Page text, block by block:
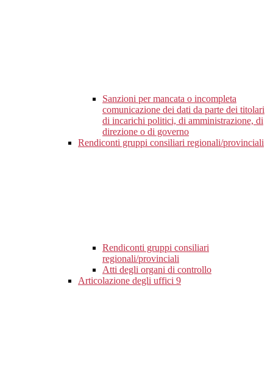
Sanzioni per mancata o incompleta
comunicazione dei dati da parte dei titolari
di incarichi politici, di amministrazione, di
direzione o di governo
Rendiconti gruppi consiliari regionali/provinciali
Rendiconti gruppi consiliari
regionali/provinciali
Atti degli organi di controllo
Articolazione degli uffici 9